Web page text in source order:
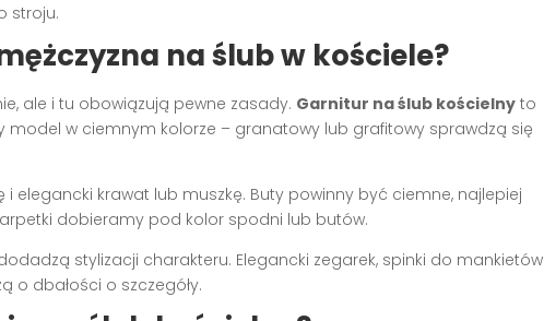
stroju.
na ślub w kościele?
ale i tu obowiązują pewne zasady. Garnitur na ślub kościelny to
model w ciemnym kolorze – granatowy lub grafitowy sprawdzą się
i elegancki krawat lub muszkę. Buty powinny być ciemne, najlepiej
dobieramy pod kolor spodni lub butów.
stylizacji charakteru. Elegancki zegarek, spinki do mankietów
o dbałości o szczegóły.